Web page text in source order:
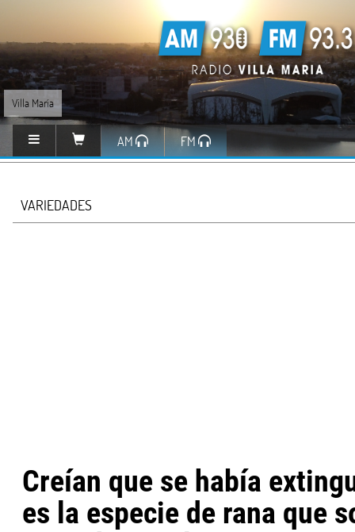
Villa María
AM FM
VARIEDADES
Creían que se había
es la especie de rana que